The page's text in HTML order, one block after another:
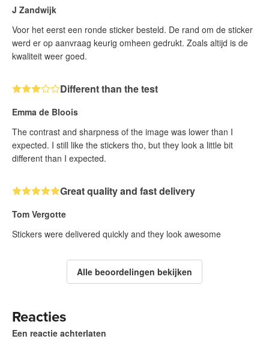
J Zandwijk
Voor het eerst een ronde sticker besteld. De rand om de sticker
werd er op aanvraag keurig omheen gedrukt. Zoals altijd is de
kwaliteit weer goed.
Different than the test
Emma de Bloois
The contrast and sharpness of the image was lower than I
expected. I still like the stickers tho, but they look a little bit
different than I expected.
Great quality and fast delivery
Tom Vergotte
Stickers were delivered quickly and they look awesome
Alle beoordelingen bekijken
Reacties
Een reactie achterlaten